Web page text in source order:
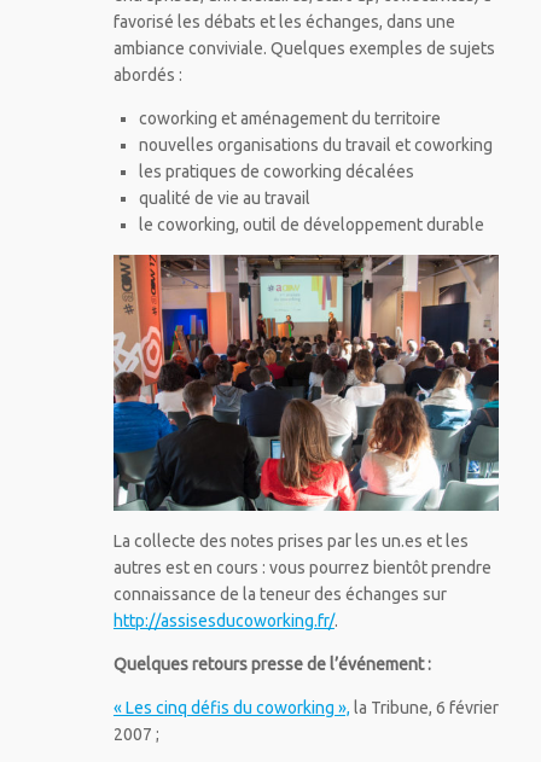
favorisé les débats et les échanges, dans une
ambiance conviviale. Quelques exemples de sujets
abordés :
coworking et aménagement du territoire
nouvelles organisations du travail et coworking
les pratiques de coworking décalées
qualité de vie au travail
le coworking, outil de développement durable
La collecte des notes prises par les un.es et les
autres est en cours : vous pourrez bientôt prendre
connaissance de la teneur des échanges sur
http://assisesducoworking.fr/.
Quelques retours presse de l’événement :
« Les cinq défis du coworking », la Tribune, 6 février
2007 ;